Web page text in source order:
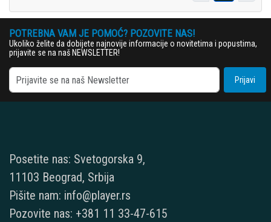
POTREBNA VAM JE POMOĆ? POZOVITE NAS!
Ukoliko želite da dobijete najnovije informacije o novitetima i popustima,
prijavite se na naš NEWSLETTER!
Prijavi
Posetite nas: Svetogorska 9,
11103 Beograd, Srbija
Pišite nam: info@player.rs
Pozovite nas: +381 11 33-47-615